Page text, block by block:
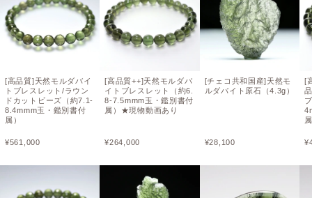
[高品質]天然モルダバイ
トブレスレット/ラウン
ドカットビーズ（約7.1-
8.4mmm玉・鑑別書付
属）
¥561,000
[高品質++]天然モルダバ
イトブレスレット（約6.
8-7.5mmm玉・鑑別書付
属）★現物動画あり
¥264,000
[チェコ共和国産]天然モ
ルダバイト原石（4.3g）
¥28,100
[
¥